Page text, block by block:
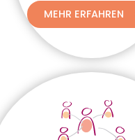
MEHR ERFAHREN